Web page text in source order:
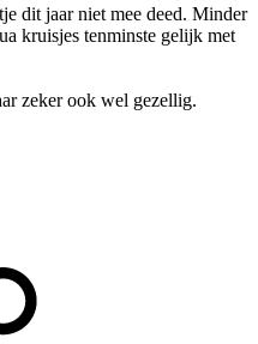
dit jaar niet mee deed. Minder
kruisjes tenminste gelijk met
zeker ook wel gezellig.